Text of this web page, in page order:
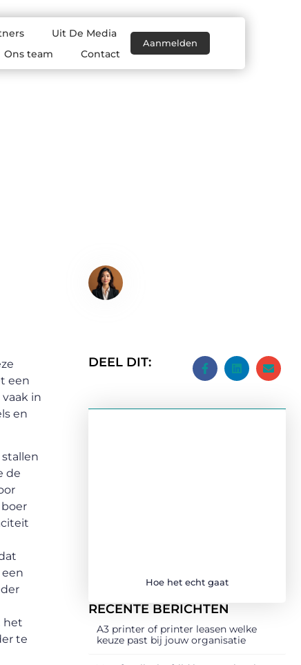
Uit De Media
Ons team Contact
Aanmelden
een
in
en
de
het
te
DEEL DIT:
Hoe het echt gaat
RECENTE BERICHTEN
A3 printer of printer leasen welke
keuze past bij jouw organisatie